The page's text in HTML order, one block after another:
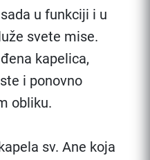
u funkciji i u
svete mise.
kapelica,
i ponovno
obliku.
sv. Ane koja